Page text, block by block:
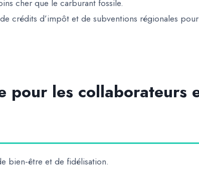
cher que le carburant fossile.
crédits d’impôt et de subventions régionales pour
pour les collaborateurs
bien-être et de fidélisation.